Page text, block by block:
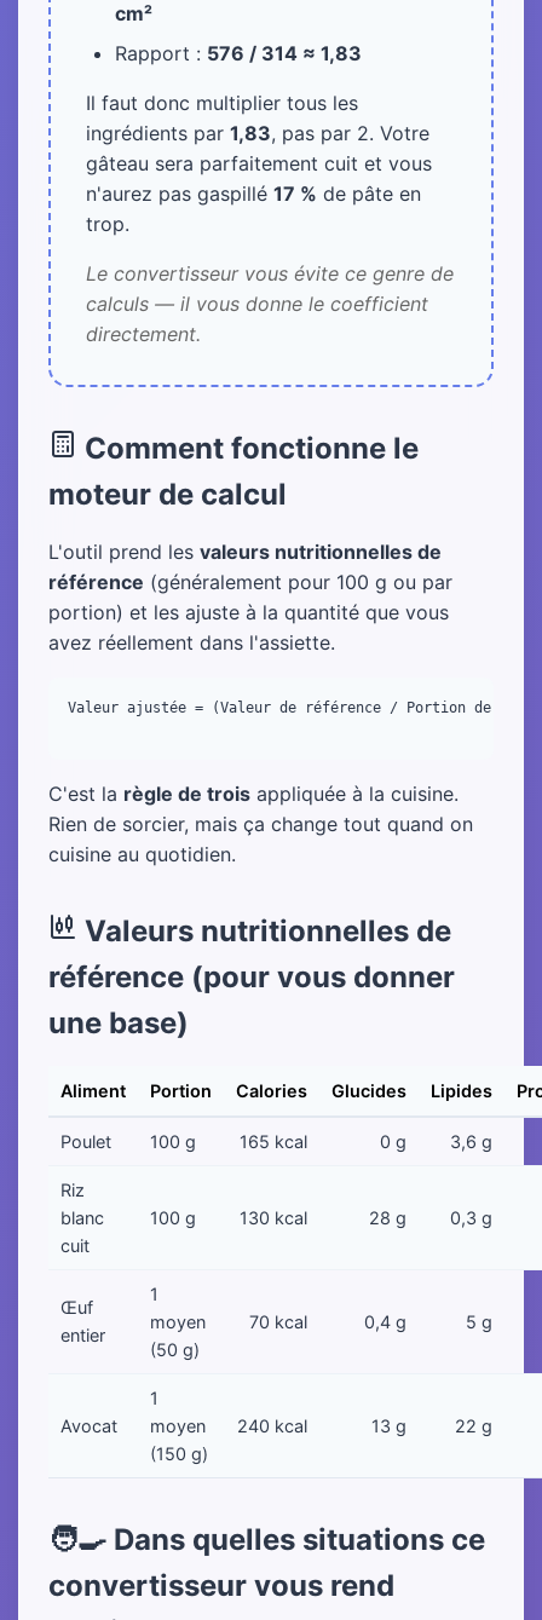
cm²
Rapport : 576 / 314 ≈ 1,83
Il faut donc multiplier tous les
ingrédients par 1,83, pas par 2. Votre
gâteau sera parfaitement cuit et vous
n'aurez pas gaspillé 17 % de pâte en
trop.
Le convertisseur vous évite ce genre de
calculs — il vous donne le coefficient
directement.
Comment fonctionne le
moteur de calcul
L'outil prend les valeurs nutritionnelles de
référence (généralement pour 100 g ou par
portion) et les ajuste à la quantité que vous
avez réellement dans l'assiette.
Valeur ajustée = (Valeur de référence / Portion de
C'est la règle de trois appliquée à la cuisine.
Rien de sorcier, mais ça change tout quand on
cuisine au quotidien.
Valeurs nutritionnelles de
référence (pour vous donner
une base)
Aliment Portion Calories Glucides Lipides
Poulet 100 g 165 kcal 0 g 3,6 g
Riz
blanc
cuit
100 g 130 kcal 28 g 0,3 g
Œuf
entier
1
moyen
(50 g)
70 kcal 0,4 g 5 g
Avocat
1
moyen
(150 g)
240 kcal 13 g 22 g
🧑‍🍳 Dans quelles situations ce
convertisseur vous rend